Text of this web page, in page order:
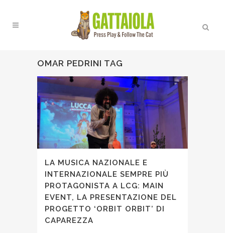
OMAR PEDRINI TAG
LA MUSICA NAZIONALE E
INTERNAZIONALE SEMPRE PIÙ
PROTAGONISTA A LCG: MAIN
EVENT, LA PRESENTAZIONE DEL
PROGETTO ‘ORBIT ORBIT’ DI
CAPAREZZA